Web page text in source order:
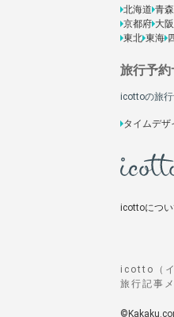
北海道 青
京都府 大
東北 東海
旅行予
icottoの旅行
タイムデザ
icottoについ
icotto（イ
旅行記事